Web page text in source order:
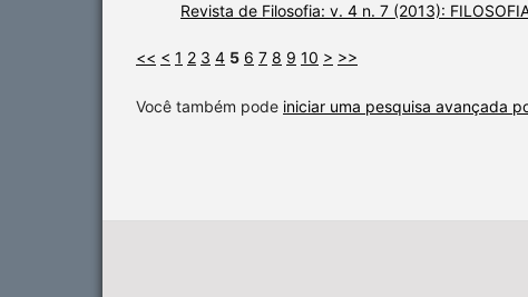
Revista de Filosofia: v. 4 n. 7 (2013):
<< < 1 2 3 4 5 6 7 8 9 10 > >>
Você também pode iniciar uma pesquisa avançada